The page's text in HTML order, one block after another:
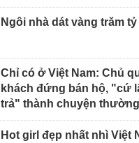
Ngôi nhà dát vàng trăm
Chỉ có ở Việt Nam: Chủ
khách đứng bán hộ, "cứ
trả" thành chuyện
Hot girl đẹp nhất nhì Việt